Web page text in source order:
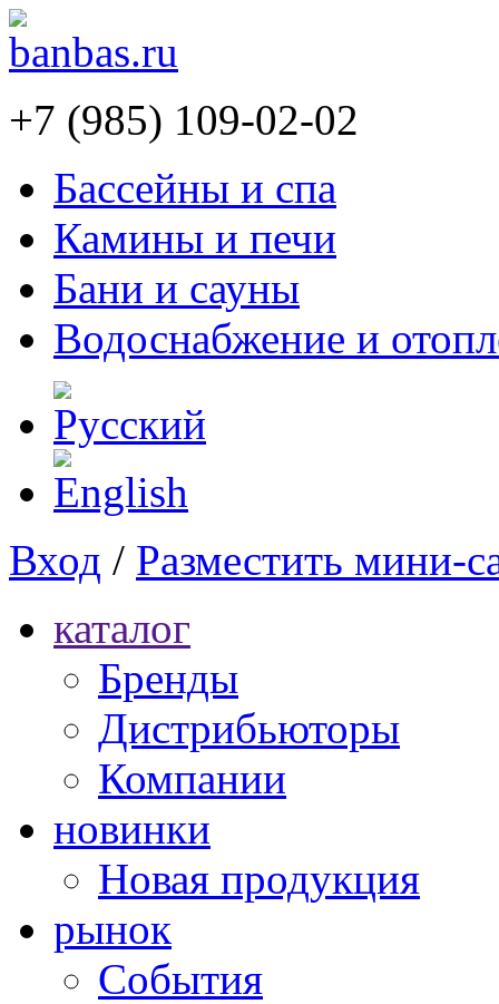
+7 (985) 109-02-02
Бассейны и спа
Камины и печи
Бани и сауны
Водоснабжение и
Вход / Разместить мини-
каталог
Бренды
Дистрибьюторы
Компании
новинки
Новая продукция
рынок
Cобытия